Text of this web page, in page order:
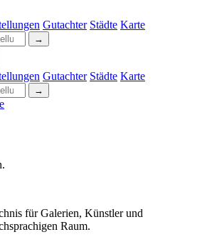
Gutachter Städte Karte
→
Gutachter Städte Karte
→
für Galerien, Künstler und
Raum.